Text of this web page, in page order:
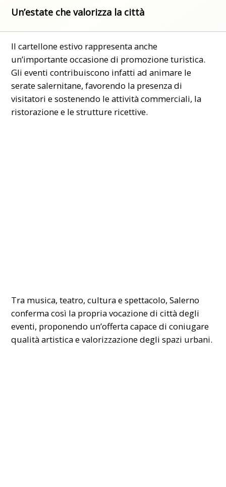
Un’estate che valorizza la città
Il cartellone estivo rappresenta anche
un’importante occasione di promozione turistica.
Gli eventi contribuiscono infatti ad animare le
serate salernitane, favorendo la presenza di
visitatori e sostenendo le attività commerciali, la
ristorazione e le strutture ricettive.
Tra musica, teatro, cultura e spettacolo, Salerno
conferma così la propria vocazione di città degli
eventi, proponendo un’offerta capace di coniugare
qualità artistica e valorizzazione degli spazi urbani.